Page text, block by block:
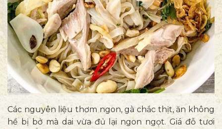
Các nguyên liệu thơm ngon, gà chắc thịt, ăn không
hề bị bở mà dai vừa đủ lại ngon ngọt. Giá đỗ tươi